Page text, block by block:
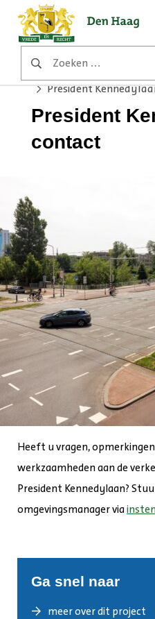
naar:
President
contact
President Kennedylaan:
President
Heeft u vragen,
werkzaamheden aan de
President Kennedylaan?
omgevingsmanager via
Ga snel naar
meer over dit project